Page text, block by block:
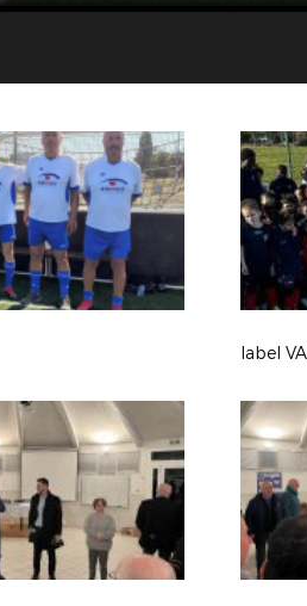
label